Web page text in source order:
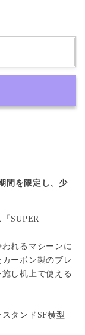
間を限定し、 少
SUPER
れるマシーンに
ーボン製のブレ
し机上で使える
タンドSF横型